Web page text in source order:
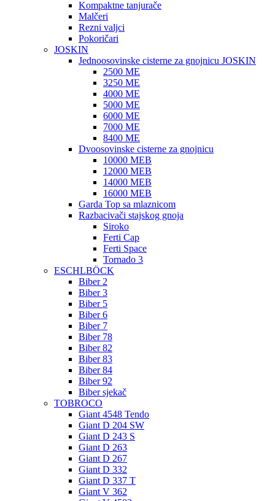
Kompaktne tanjurače
Malčeri
Rezni valjci
Pokoričari
JOSKIN
Jednoosovinske cisterne za gnojnicu JOSKIN
2500 ME
3250 ME
4000 ME
5000 ME
6000 ME
7000 ME
8400 ME
Dvoosovinske cisterne za gnojnicu
10000 MEB
12000 MEB
14000 MEB
16000 MEB
Garda Top sa mlaznicom
Razbacivači stajskog gnoja
Siroko
Ferti Cap
Ferti Space
Tornado 3
ESCHLBÖCK
Biber 2
Biber 3
Biber 5
Biber 6
Biber 7
Biber 78
Biber 82
Biber 83
Biber 84
Biber 92
Biber sjekač
TOBROCO
Giant 4548 Tendo
Giant D 204 SW
Giant D 243 S
Giant D 263
Giant D 267
Giant D 332
Giant D 337 T
Giant V 362